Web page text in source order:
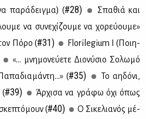
πα­ρά­δειγ­μα) (#28)
Σπα­θιά και
να συ­νε­χί­ζου­με να χο­ρεύ­ου­με»
Πό­ρο (#31)
Florilegium I (Ποι­η­
«… μνη­μο­νεύ­ε­τε Διο­νύ­σιο Σο­λω­μό
(#35)
Το αη­δό­νι,
(#39)
Άρ­χι­σα να γρά­φω όχι όπως
(#40)
Ο Σι­κε­λια­νός μέ­